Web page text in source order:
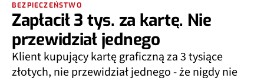
BEZPIECZEŃSTWO
Zapłacił 3 tys. za kartę. Nie
przewidział jednego
Klient kupujący kartę graficzną za 3 tysiące
złotych, nie przewidział jednego - że nigdy nie